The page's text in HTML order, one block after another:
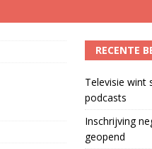
RECENTE
Televisie wint
podcasts
Inschrijving
geopend